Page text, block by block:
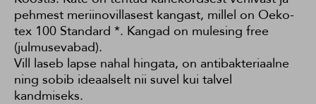
pehmest meriinovillasest kangast, millel on Oeko-
tex 100 Standard *. Kangad on mulesing free
(julmusevabad).
Vill laseb lapse nahal hingata, on antibakteriaalne
ning sobib ideaalselt nii suvel kui talvel
kandmiseks.